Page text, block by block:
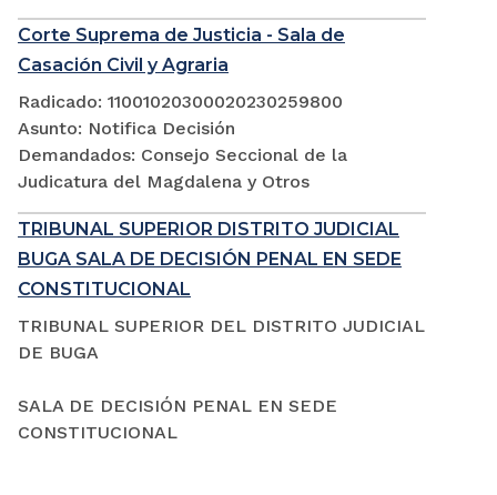
Corte Suprema de Justicia - Sala de
Casación Civil y Agraria
Radicado: 11001020300020230259800
Asunto: Notifica Decisión
Demandados: Consejo Seccional de la
Judicatura del Magdalena y Otros
TRIBUNAL SUPERIOR DISTRITO JUDICIAL
BUGA SALA DE DECISIÓN PENAL EN SEDE
CONSTITUCIONAL
TRIBUNAL SUPERIOR DEL DISTRITO JUDICIAL
DE BUGA
SALA DE DECISIÓN PENAL EN SEDE
CONSTITUCIONAL